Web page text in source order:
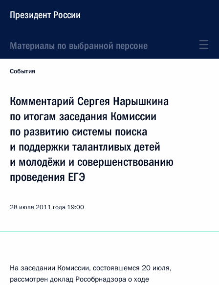
Президент России
Материалы по выбранной персоне
События
Комментарий Сергея Нарышкина
по итогам заседания Комиссии
по развитию системы поиска
и поддержки талантливых детей
и молодёжи и совершенствованию
проведения ЕГЭ
28 июля 2011 года 19:00
На заседании Комиссии, состоявшемся 20 июля,
рассмотрен доклад Рособрнадзора о ходе